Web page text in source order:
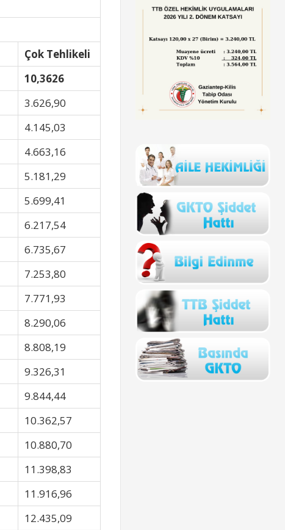
Çok Tehlikeli
10,3626
3.626,90
4.145,03
4.663,16
5.181,29
5.699,41
6.217,54
6.735,67
7.253,80
7.771,93
8.290,06
8.808,19
9.326,31
9.844,44
10.362,57
10.880,70
11.398,83
11.916,96
12.435,09